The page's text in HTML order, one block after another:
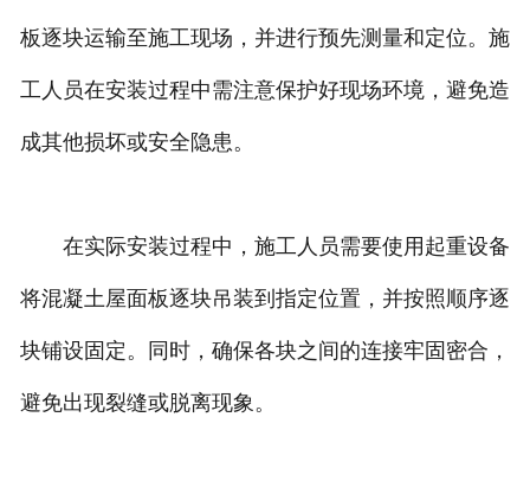
板逐块运输至施工现场，并进行预先测量和定位。施
工人员在安装过程中需注意保护好现场环境，避免造
成其他损坏或安全隐患。
在实际安装过程中，施工人员需要使用起重设备
将混凝土屋面板逐块吊装到指定位置，并按照顺序逐
块铺设固定。同时，确保各块之间的连接牢固密合，
避免出现裂缝或脱离现象。